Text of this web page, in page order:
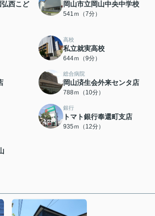
西こど
岡山市立岡山中央中学校
541ｍ（7分）
高校
私立就実高校
644ｍ（9分）
総合病院
岡山済生会外来センタ店
788ｍ（10分）
銀行
トマト銀行奉還町支店
935ｍ（12分）